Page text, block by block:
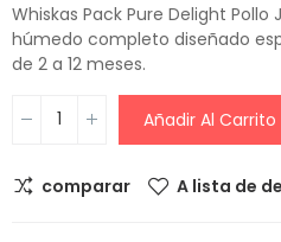
Whiskas Pack Pure Delight
húmedo completo diseñado
de 2 a 12 meses.
Añadir Al Carrito
comparar A lista de